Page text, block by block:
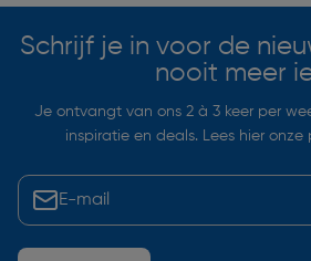
Schrijf je in voor de
nooit meer
Je ontvangt van ons 2 à 3 keer per
inspiratie en deals. Lees hier onze